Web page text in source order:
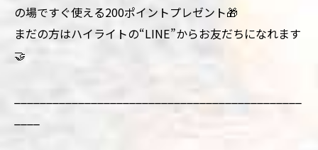
の場ですぐ使える200ポイントプレゼント🎁
まだの方はハイライトの“LINE”からお友だちになれます
🤝